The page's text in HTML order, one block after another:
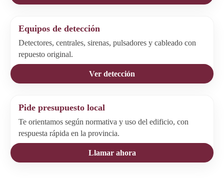
Equipos de detección
Detectores, centrales, sirenas, pulsadores y cableado con
repuesto original.
Ver detección
Pide presupuesto local
Te orientamos según normativa y uso del edificio, con
respuesta rápida en la provincia.
Llamar ahora